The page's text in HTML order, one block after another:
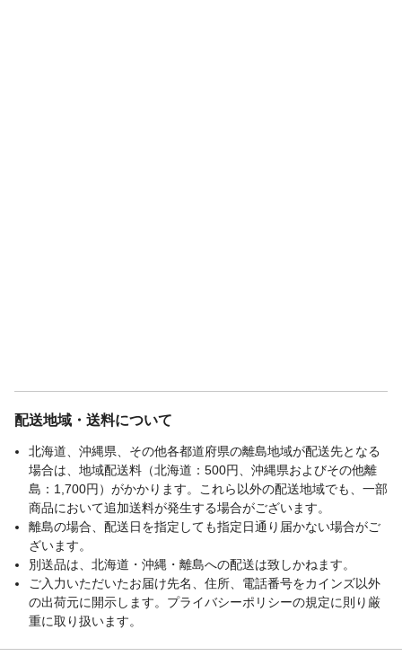
配送地域・送料について
北海道、沖縄県、その他各都道府県の離島地域が配送先となる
場合は、地域配送料（北海道：500円、沖縄県およびその他離
島：1,700円）がかかります。これら以外の配送地域でも、一部
商品において追加送料が発生する場合がございます。
離島の場合、配送日を指定しても指定日通り届かない場合がご
ざいます。
別送品は、北海道・沖縄・離島への配送は致しかねます。
ご入力いただいたお届け先名、住所、電話番号をカインズ以外
の出荷元に開示します。プライバシーポリシーの規定に則り厳
重に取り扱います。